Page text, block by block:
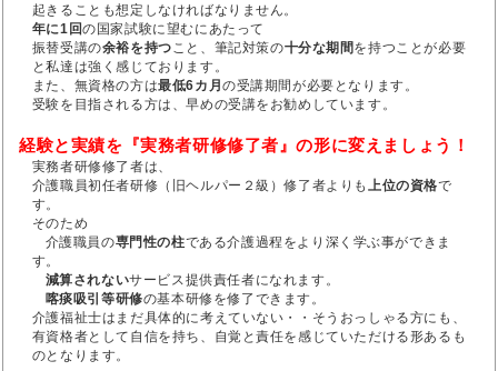
起きることも想定しなければなりません。
年に1回の国家試験に望むにあたって
振替受講の余裕を持つこと、筆記対策の十分な期間を持つことが必要
と私達は強く感じております。
また、無資格の方は最低6カ月の受講期間が必要となります。
受験を目指される方は、早めの受講をお勧めしています。
経験と実績を『実務者研修修了者』の形に変えましょう！
実務者研修修了者は、
介護職員初任者研修（旧ヘルパー２級）修了者よりも上位の資格で
す。
そのため
介護職員の専門性の柱である介護過程をより深く学ぶ事ができま
す。
減算されないサービス提供責任者になれます。
喀痰吸引等研修の基本研修を修了できます。
介護福祉士はまだ具体的に考えていない・・そうおっしゃる方にも、
有資格者として自信を持ち、自覚と責任を感じていただける形あるも
のとなります。